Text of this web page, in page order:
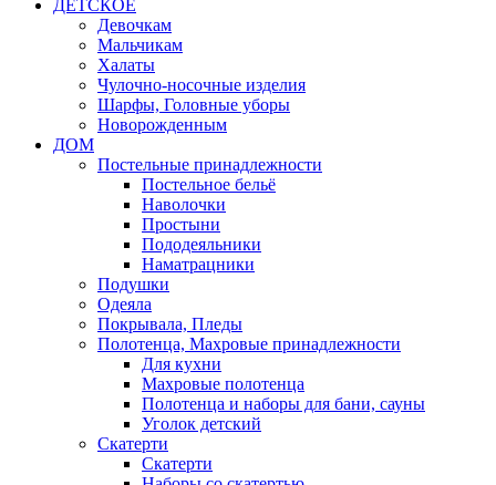
ДЕТСКОЕ
Девочкам
Мальчикам
Халаты
Чулочно-носочные изделия
Шарфы, Головные уборы
Новорожденным
ДОМ
Постельные принадлежности
Постельное бельё
Наволочки
Простыни
Пододеяльники
Наматрацники
Подушки
Одеяла
Покрывала, Пледы
Полотенца, Махровые принадлежности
Для кухни
Махровые полотенца
Полотенца и наборы для бани, сауны
Уголок детский
Скатерти
Скатерти